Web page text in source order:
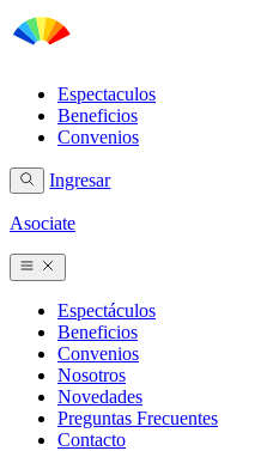
Espectaculos
Beneficios
Convenios
Ingresar
Asociate
Espectáculos
Beneficios
Convenios
Nosotros
Novedades
Preguntas Frecuentes
Contacto